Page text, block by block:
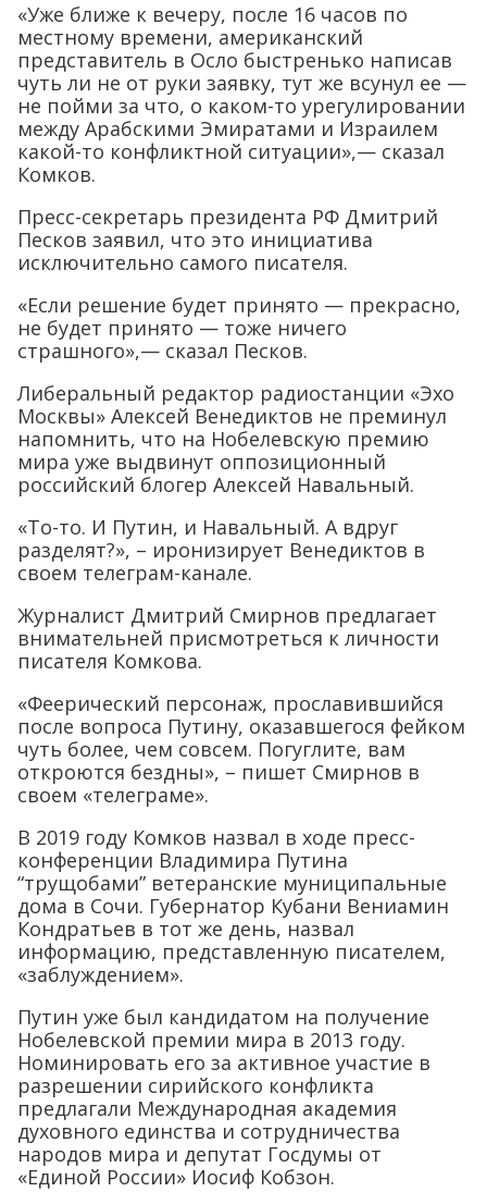
«Уже ближе к вечеру, после 16 часов по
местному времени, американский
представитель в Осло быстренько написав
чуть ли не от руки заявку, тут же всунул ее —
не пойми за что, о каком-то урегулировании
между Арабскими Эмиратами и Израилем
какой-то конфликтной ситуации»,— сказал
Комков.
Пресс-секретарь президента РФ Дмитрий
Песков заявил, что это инициатива
исключительно самого писателя.
«Если решение будет принято — прекрасно,
не будет принято — тоже ничего
страшного»,— сказал Песков.
Либеральный редактор радиостанции «Эхо
Москвы» Алексей Венедиктов не преминул
напомнить, что на Нобелевскую премию
мира уже выдвинут оппозиционный
российский блогер Алексей Навальный.
«То-то. И Путин, и Навальный. А вдруг
разделят?», – иронизирует Венедиктов в
своем телеграм-канале.
Журналист Дмитрий Смирнов предлагает
внимательней присмотреться к личности
писателя Комкова.
«Феерический персонаж, прославившийся
после вопроса Путину, оказавшегося фейком
чуть более, чем совсем. Погуглите, вам
откроются бездны», – пишет Смирнов в
своем «телеграме».
В 2019 году Комков назвал в ходе пресс-
конференции Владимира Путина
“трущобами” ветеранские муниципальные
дома в Сочи. Губернатор Кубани Вениамин
Кондратьев в тот же день, назвал
информацию, представленную писателем,
«заблуждением».
Путин уже был кандидатом на получение
Нобелевской премии мира в 2013 году.
Номинировать его за активное участие в
разрешении сирийского конфликта
предлагали Международная академия
духовного единства и сотрудничества
народов мира и депутат Госдумы от
«Единой России» Иосиф Кобзон.